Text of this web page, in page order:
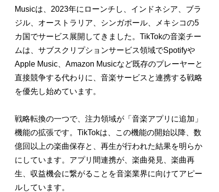
Musicは、2023年にローンチし、インドネシア、ブラ
ジル、オーストラリア、シンガポール、メキシコの5
カ国でサービス展開してきました。TikTokの音楽チー
ムは、サブスクリプションサービス領域でSpotifyや
Apple Music、Amazon Musicなど既存のプレーヤーと
直接競争する代わりに、音楽サービスと連携する戦略
を優先し始めています。
戦略転換の一つで、注力領域が「音楽アプリに追加」
機能の拡張です。TikTokは、この機能の開始以降、数
億回以上の楽曲保存と、再生が行われた結果を明らか
にしています。アプリ間連携が、楽曲発見、楽曲再
生、収益機会に繋がることを音楽業界に向けてアピー
ルしています。